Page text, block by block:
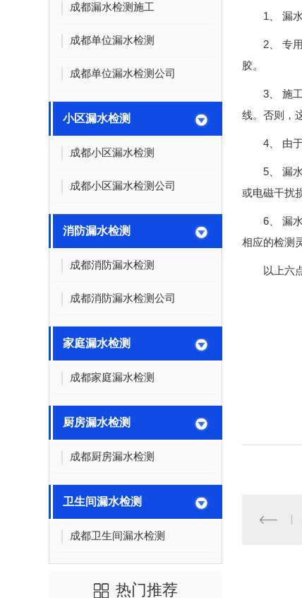
成都漏水检测施工
成都单位漏水检测
成都单位漏水检测公司
小区漏水检测
成都小区漏水检测
成都小区漏水检测公司
消防漏水检测
成都消防漏水检测
成都消防漏水检测公司
家庭漏水检测
成都家庭漏水检测
厨房漏水检测
成都厨房漏水检测
卫生间漏水检测
成都卫生间漏水检测
热门推荐
1、 漏
2、 专
胶。
3、 施
线。否则，
4、 由
5、 漏
或电磁干扰
6、 漏
相应的检测
以上六